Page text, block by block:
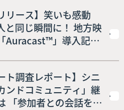
リース】笑いも感動
と同じ瞬間に！ 地方映
Auracast™」導入記念
ト調査レポート】シニ
ンドコミュニティ」継
「参加者との会話を楽